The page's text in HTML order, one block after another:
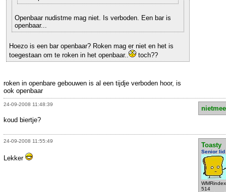
Openbaar nudistme mag niet. Is verboden. Een bar is
openbaar...
Hoezo is een bar openbaar? Roken mag er niet en het is
toegestaan om te roken in het openbaar..
toch??
roken in openbare gebouwen is al een tijdje verboden hoor, is
ook openbaar
24-09-2008 11:48:39
koud biertje?
24-09-2008 11:55:49
Toasty
Senior lid
514
Lekker